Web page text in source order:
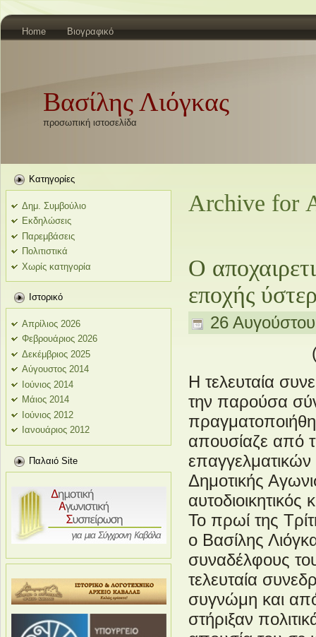
Home Βιογραφικό
Βασίλης Λιόγκας
προσωπική ιστοσελίδα
Kατηγορίες
Δημ. Συμβούλιο
Εκδηλώσεις
Παρεμβάσεις
Πολιτιστικά
Χωρίς κατηγορία
Ιστορικό
Απρίλιος 2026
Φεβρουάριος 2026
Δεκέμβριος 2025
Αύγουστος 2014
Ιούνιος 2014
Μάιος 2014
Ιούνιος 2012
Ιανουάριος 2012
Παλαιό Site
Archive for
Ο
εποχής
26
Η τελευταία
την παρούσα
απουσίαζε από
Δημοτικής
Το πρωί της
ο Βασίλης
συναδέλφους
τελευταία
συγνώμη και από
στήριξαν